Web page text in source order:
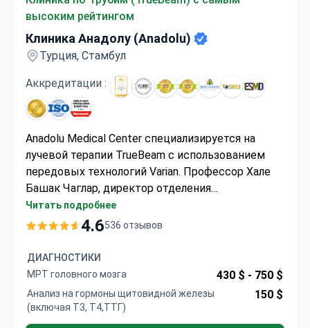
высоким рейтингом
Клиника Анадолу (Anadolu)
Турция, Стамбул
Аккредитации :
Anadolu Medical Center специализируется на
лучевой терапии TrueBeam с использованием
передовых технологий Varian. Профессор Хале
Башак Чаглар, директор отделения
радиационной онкологии, обладает обширным
опытом работы с системами TrueBeam и
лечения обычно варьируется от 5 600 до 13 900
долларов США. Центр работает в партнерстве с
Johns Hopkins Medicine International и имеет
аккредитацию JCI.
Читать подробнее
4.6536 отзывов
ДИАГНОСТИКИ
МРТ головного мозга
430 $ - 750 $
Анализ на гормоны щитовидной железы
(включая Т3, Т4,ТТГ)
150 $